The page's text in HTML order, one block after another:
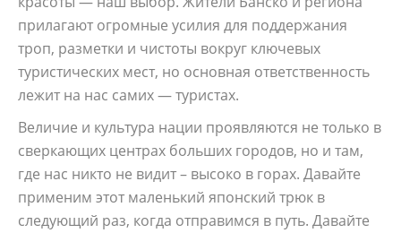
прилагают огромные усилия для поддержания
троп, разметки и чистоты вокруг ключевых
туристических мест, но основная ответственность
лежит на нас самих — туристах.
Величие и культура нации проявляются не только в
сверкающих центрах больших городов, но и там,
где нас никто не видит – высоко в горах. Давайте
применим этот маленький японский трюк в
следующий раз, когда отправимся в путь. Давайте